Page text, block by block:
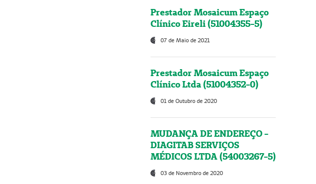
Prestador Mosaicum Espaço
Clínico Eireli (51004355-5)
07 de Maio de 2021
Prestador Mosaicum Espaço
Clínico Ltda (51004352-0)
01 de Outubro de 2020
MUDANÇA DE ENDEREÇO -
DIAGITAB SERVIÇOS
MÉDICOS LTDA (54003267-5)
03 de Novembro de 2020